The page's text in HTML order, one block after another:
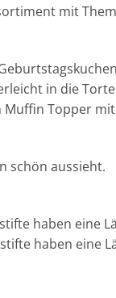
mit
in die
Topper
schön aussieht.
haben eine
haben eine